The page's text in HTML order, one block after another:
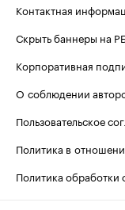
Контактная
Скрыть баннеры на
Корпоративная
О соблюдении
Пользовательское
Политика в
Политика обработки